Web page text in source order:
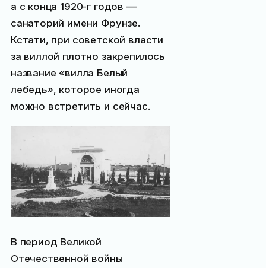
а с конца 1920-г годов —
санаторий имени Фрунзе.
Кстати, при советской власти
за виллой плотно закрепилось
название «вилла Белый
лебедь», которое иногда
можно встретить и сейчас.
В период Великой
Отечественной войны